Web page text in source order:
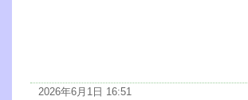
2026年6月1日 16:51